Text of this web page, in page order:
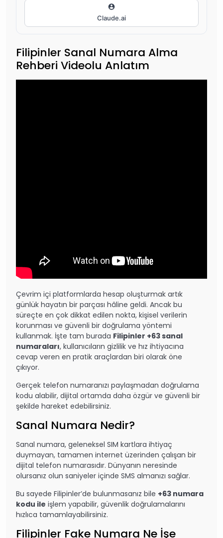
Claude.ai
Filipinler Sanal Numara Alma
Rehberi Videolu Anlatım
Çevrim içi platformlarda hesap oluşturmak artık
günlük hayatın bir parçası hâline geldi. Ancak bu
süreçte en çok dikkat edilen nokta, kişisel verilerin
korunması ve güvenli bir doğrulama yöntemi
kullanmak. İşte tam burada Filipinler +63 sanal
numaraları, kullanıcıların gizlilik ve hız ihtiyacına
cevap veren en pratik araçlardan biri olarak öne
çıkıyor.
Gerçek telefon numaranızı paylaşmadan doğrulama
kodu alabilir, dijital ortamda daha özgür ve güvenli bir
şekilde hareket edebilirsiniz.
Sanal Numara Nedir?
Sanal numara, geleneksel SIM kartlara ihtiyaç
duymayan, tamamen internet üzerinden çalışan bir
dijital telefon numarasıdır. Dünyanın neresinde
olursanız olun saniyeler içinde SMS almanızı sağlar.
Bu sayede Filipinler’de bulunmasanız bile +63 numara
kodu ile işlem yapabilir, güvenlik doğrulamalarını
hızlıca tamamlayabilirsiniz.
Filipinler Fake Numara Ne İşe